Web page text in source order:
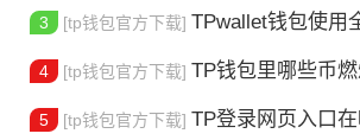
3 [tp钱包官方下载] TPwallet钱包使用全攻略：
4 [tp钱包官方下载] TP钱包里哪些币燃
5 [tp钱包官方下载] TP登录网页入口在哪 如